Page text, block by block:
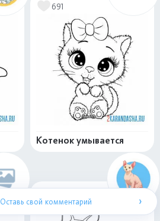
691
Котенок умывается
Оставь свой комментарий ›